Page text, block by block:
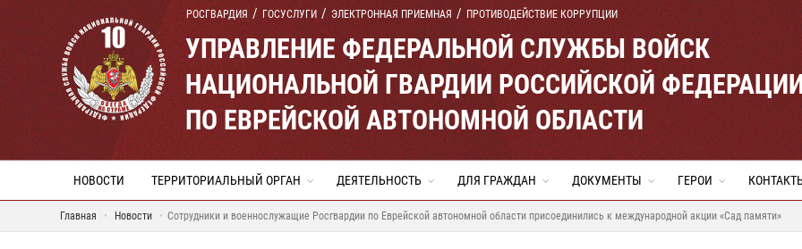
РОСГВАРДИЯ ГОСУСЛУГИ ЭЛЕКТРОННАЯ ПРИЕМНАЯ ПРОТИВОДЕЙСТВИЕ КОРРУПЦИИ
УПРАВЛЕНИЕ ФЕДЕРАЛЬНОЙ СЛУЖБЫ ВОЙСК
НАЦИОНАЛЬНОЙ ГВАРДИИ РОССИЙСКОЙ
ПО ЕВРЕЙСКОЙ АВТОНОМНОЙ ОБЛАСТИ
НОВОСТИ ТЕРРИТОРИАЛЬНЫЙ ОРГАН ДЕЯТЕЛЬНОСТЬ ДЛЯ ГРАЖДАН ДОКУМЕНТЫ ГЕРОИ
Главная Новости Сотрудники и военнослужащие Росгвардии по Еврейской автономной области присоединились к международной акции «Сад памяти»